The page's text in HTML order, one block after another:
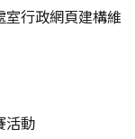
行政網頁建構維
活動